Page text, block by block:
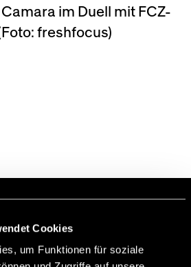
Cookies
um Funktionen für soziale
im Duell mit FCZ-
freshfocus)